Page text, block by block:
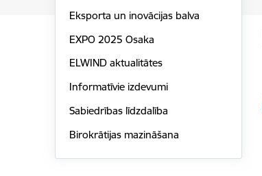
Eksporta un inovācijas balva
EXPO 2025 Osaka
ELWIND aktualitātes
Informatīvie izdevumi
Sabiedrības līdzdalība
Birokrātijas mazināšana